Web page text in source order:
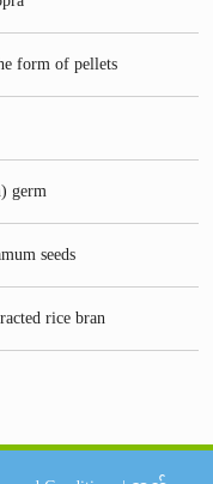
form of pellets
germ
seeds
rice bran